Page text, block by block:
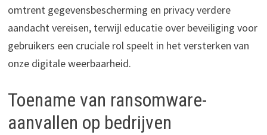
omtrent gegevensbescherming en privacy verdere
aandacht vereisen, terwijl educatie over beveiliging voor
gebruikers een cruciale rol speelt in het versterken van
onze digitale weerbaarheid.
Toename van ransomware-
aanvallen op bedrijven